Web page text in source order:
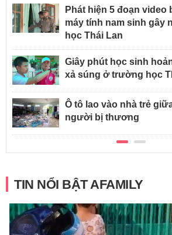
Phát hiện 5 đoạn
máy tính nam sinh gây
học Thái Lan
Giây phút học sinh
xả súng ở trường học
Ô tô lao vào nhà trẻ
người bị thương
TIN NỔI BẬT AFAMILY